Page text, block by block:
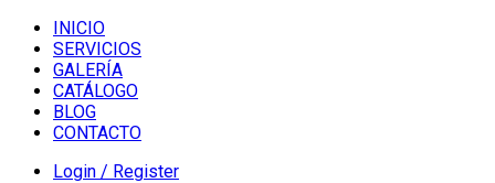
INICIO
SERVICIOS
GALERÍA
CATÁLOGO
BLOG
CONTACTO
Login / Register